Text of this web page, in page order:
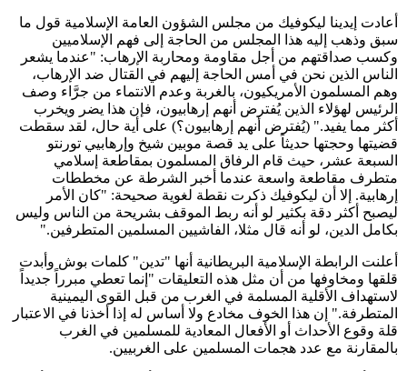
أعادت إيدينا ليكوفيك من مجلس الشؤون العامة الإسلامية قول ما
سبق وذهب إليه هذا المجلس من الحاجة إلى فهم الإسلاميين
وكسب صداقتهم من أجل مقاومة ومحاربة الإرهاب: "عندما يشعر
الناس الذين نحن في أمس الحاجة إليهم في القتال ضد الإرهاب،
وهم المسلمون الأمريكيون، بالغربة وعدم الانتماء من جرَّاء وصف
الرئيس لهؤلاء الذين يُفترض أنهم إرهابيون، فإن هذا يضر ويخرب
أكثر مما يفيد." (يُفترض أنهم إرهابيون؟) على أية حال، لقد سقطت
قضيتها وحجتها حديثاً على يد قصة موبين شيخ وإرهابيي تورنتو
السبعة عشر، حيث قام الرفاق المسلمون بمقاطعة إسلامي
متطرف مقاطعة واسعة عندما أخبر الشرطة عن مخططات
إرهابية. إلا أن ليكوفيك ذكرت نقطة لغوية صحيحة: "كان الأمر
ليصبح أكثر دقة بكثير لو أنه ربط الموقف بشريحة من الناس وليس
بكامل الدين، لو أنه قال مثلا، الفاشيين المسلمين المتطرفين."
أعلنت الرابطة الإسلامية البريطانية أنها "تدين" كلمات بوش وأبدت
قلقها ومخاوفها من أن مثل هذه التعليقات "إنما تعطي مبرراً جديداً
لاستهداف الأقلية المسلمة في الغرب من قبل القوى اليمينية
المتطرفة." إن هذا الخوف مخادع ولا أساس له إذا أخذنا في الاعتبار
قلة وقوع الأحداث أو الأفعال المعادية للمسلمين في الغرب
بالمقارنة مع عدد هجمات المسلمين على الغربيين.